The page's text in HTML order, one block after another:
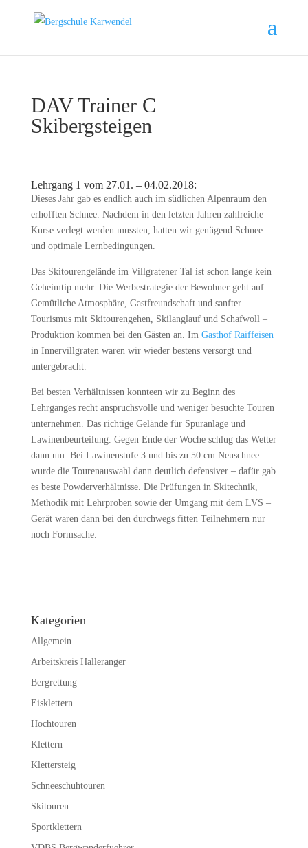
DAV Trainer C
Skibergsteigen
Lehrgang 1 vom 27.01. – 04.02.2018:
Dieses Jahr gab es endlich auch im südlichen Alpenraum den
erhofften Schnee. Nachdem in den letzten Jahren zahlreiche
Kurse verlegt werden mussten, hatten wir genügend Schnee
und optimale Lernbedingungen.
Das Skitourengelände im Villgratener Tal ist schon lange kein
Geheimtip mehr. Die Werbestrategie der Bewohner geht auf.
Gemütliche Atmosphäre, Gastfreundschaft und sanfter
Tourismus mit Skitourengehen, Skilanglauf und Schafwoll –
Produktion kommen bei den Gästen an. Im Gasthof Raiffeisen
in Innervillgraten waren wir wieder bestens versorgt und
untergebracht.
Bei besten Verhältnissen konnteen wir zu Beginn des
Lehrganges recht anspruchsvolle und weniger besuchte Touren
unternehmen. Das richtige Gelände für Spuranlage und
Lawinenbeurteilung. Gegen Ende der Woche schlug das Wetter
dann um. Bei Lawinenstufe 3 und bis zu 50 cm Neuschnee
wurde die Tourenauswahl dann deutlich defensiver – dafür gab
es beste Powderverhältnisse. Die Prüfungen in Skitechnik,
Methodik mit Lehrproben sowie der Umgang mit dem LVS –
Gerät waren dann bei den durchwegs fitten Teilnehmern nur
noch Formsache.
Kategorien
Allgemein
Arbeitskreis Halleranger
Bergrettung
Eisklettern
Hochtouren
Klettern
Klettersteig
Schneeschuhtouren
Skitouren
Sportklettern